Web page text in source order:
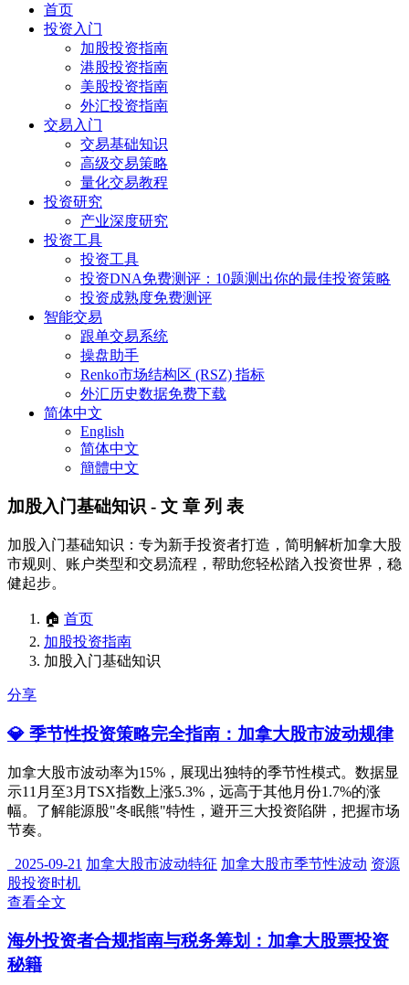
首页
投资入门
加股投资指南
港股投资指南
美股投资指南
外汇投资指南
交易入门
交易基础知识
高级交易策略
量化交易教程
投资研究
产业深度研究
投资工具
投资工具
投资DNA免费测评：10题测出你的最佳投资策略
投资成熟度免费测评
智能交易
跟单交易系统
操盘助手
Renko市场结构区 (RSZ) 指标
外汇历史数据免费下载
简体中文
English
简体中文
簡體中文
加股入门基础知识 - 文 章 列 表
加股入门基础知识：专为新手投资者打造，简明解析加拿大股
市规则、账户类型和交易流程，帮助您轻松踏入投资世界，稳
健起步。
🏠 首页
加股投资指南
加股入门基础知识
分享
💎 季节性投资策略完全指南：加拿大股市波动规律
加拿大股市波动率为15%，展现出独特的季节性模式。数据显
示11月至3月TSX指数上涨5.3%，远高于其他月份1.7%的涨
幅。了解能源股"冬眠熊"特性，避开三大投资陷阱，把握市场
节奏。
2025-09-21 加拿大股市波动特征 加拿大股市季节性波动 资源
股投资时机
查看全文
海外投资者合规指南与税务筹划：加拿大股票投资
秘籍